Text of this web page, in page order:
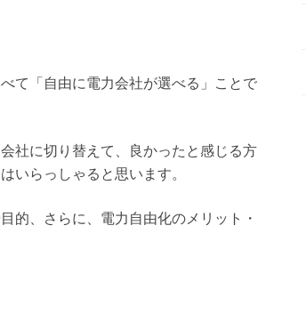
て 「自由に電力会社が選べる」 ことで
社に切り替えて、良かったと感じる方
いらっしゃると思います。
的、さらに、電力自由化のメリット・